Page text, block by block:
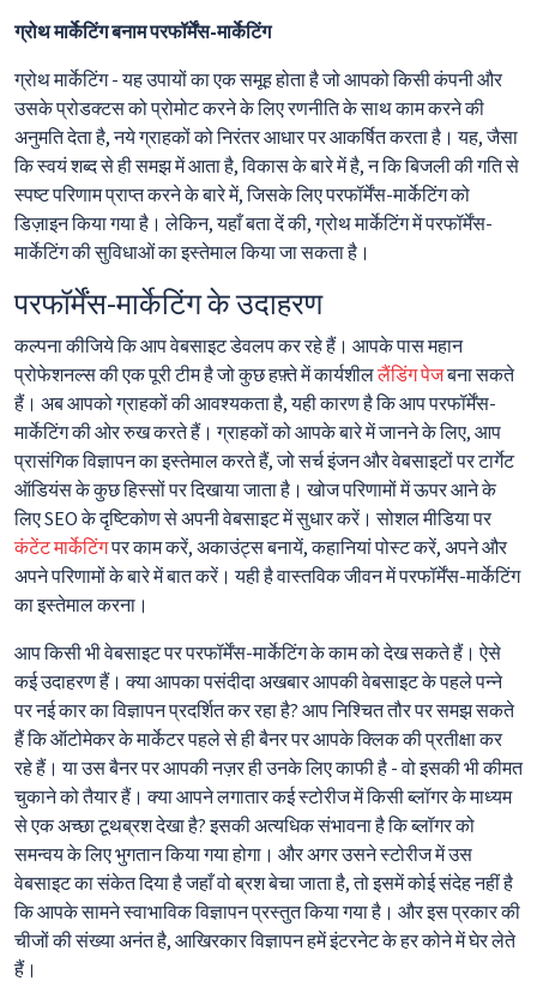
ग्रोथ मार्केटिंग बनाम परफॉर्मेंस-मार्केटिंग
ग्रोथ मार्केटिंग - यह उपायों का एक समूह होता है जो आपको किसी कंपनी और
उसके प्रोडक्टस को प्रोमोट करने के लिए रणनीति के साथ काम करने की
अनुमति देता है, नये ग्राहकों को निरंतर आधार पर आकर्षित करता है। यह, जैसा
कि स्वयं शब्द से ही समझ में आता है, विकास के बारे में है, न कि बिजली की गति से
स्पष्ट परिणाम प्राप्त करने के बारे में, जिसके लिए परफॉर्मेंस-मार्केटिंग को
डिज़ाइन किया गया है। लेकिन, यहाँ बता दें की, ग्रोथ मार्केटिंग में परफॉर्मेंस-
मार्केटिंग की सुविधाओं का इस्तेमाल किया जा सकता है।
परफॉर्मेंस-मार्केटिंग के उदाहरण
कल्पना कीजिये कि आप वेबसाइट डेवलप कर रहे हैं। आपके पास महान
प्रोफेशनल्स की एक पूरी टीम है जो कुछ हफ़्ते में कार्यशीललैंडिंग पेजबना सकते
हैं। अब आपको ग्राहकों की आवश्यकता है, यही कारण है कि आप परफॉर्मेंस-
मार्केटिंग की ओर रुख करते हैं। ग्राहकों को आपके बारे में जानने के लिए, आप
प्रासंगिक विज्ञापन का इस्तेमाल करते हैं, जो सर्च इंजन और वेबसाइटों पर टार्गेट
ऑडियंस के कुछ हिस्सों पर दिखाया जाता है। खोज परिणामों में ऊपर आने के
लिए SEO के दृष्टिकोण से अपनी वेबसाइट में सुधार करें। सोशल मीडिया पर
कंटेंट मार्केटिंगपर काम करें, अकाउंट्स बनायें, कहानियां पोस्ट करें, अपने और
अपने परिणामों के बारे में बात करें। यही है वास्तविक जीवन में परफॉर्मेंस-मार्केटिंग
का इस्तेमाल करना।
आप किसी भी वेबसाइट पर परफॉर्मेंस-मार्केटिंग के काम को देख सकते हैं। ऐसे
कई उदाहरण हैं। क्या आपका पसंदीदा अखबार आपकी वेबसाइट के पहले पन्ने
पर नई कार का विज्ञापन प्रदर्शित कर रहा है? आप निश्चित तौर पर समझ सकते
हैं कि ऑटोमेकर के मार्केटर पहले से ही बैनर पर आपके क्लिक की प्रतीक्षा कर
रहे हैं। या उस बैनर पर आपकी नज़र ही उनके लिए काफी है - वो इसकी भी कीमत
चुकाने को तैयार हैं। क्या आपने लगातार कई स्टोरीज में किसी ब्लॉगर के माध्यम
से एक अच्छा टूथब्रश देखा है? इसकी अत्यधिक संभावना है कि ब्लॉगर को
समन्वय के लिए भुगतान किया गया होगा। और अगर उसने स्टोरीज में उस
वेबसाइट का संकेत दिया है जहाँ वो ब्रश बेचा जाता है, तो इसमें कोई संदेह नहीं है
कि आपके सामने स्वाभाविक विज्ञापन प्रस्तुत किया गया है। और इस प्रकार की
चीजों की संख्या अनंत है, आखिरकार विज्ञापन हमें इंटरनेट के हर कोने में घेर लेते
हैं।